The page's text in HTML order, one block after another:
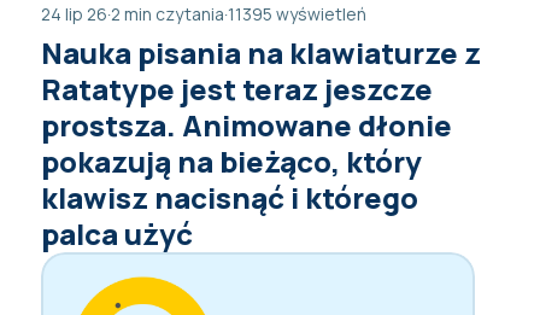
24 lip 26·2 min czytania·11395 wyświetleń
Nauka pisania na klawiaturze z
Ratatype jest teraz jeszcze
prostsza. Animowane dłonie
pokazują na bieżąco, który
klawisz nacisnąć i którego
palca użyć